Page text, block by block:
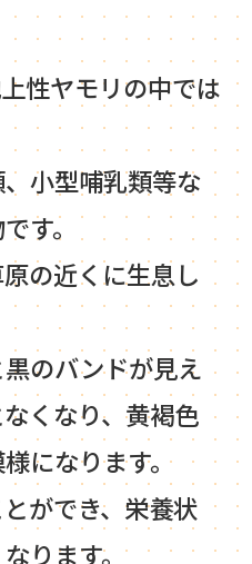
性ヤモリの中では
小型哺乳類等な
す。
の近くに生息し
のバンドが見え
くなり、黄褐色
になります。
ができ、栄養状
ります。